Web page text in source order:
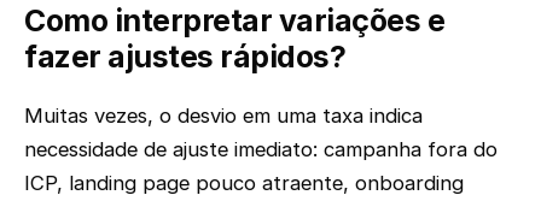
Como interpretar variações e
fazer ajustes rápidos?
Muitas vezes, o desvio em uma taxa indica
necessidade de ajuste imediato: campanha fora do
ICP, landing page pouco atraente, onboarding